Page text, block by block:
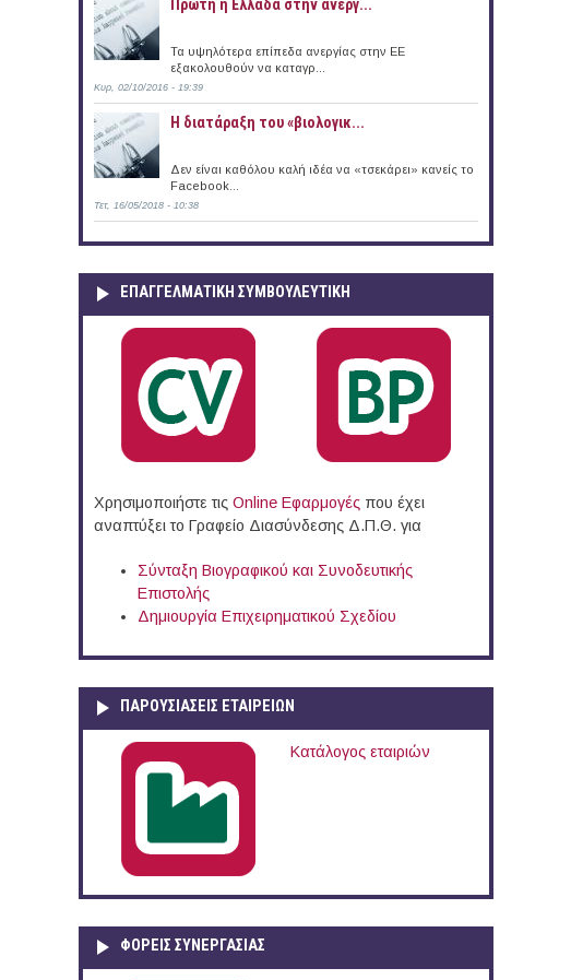
Πρώτη η Ελλάδα στην ανεργ...
Τα υψηλότερα επίπεδα ανεργίας στην ΕΕ
εξακολουθούν να καταγρ...
Κυρ, 02/10/2016 - 19:39
Η διατάραξη του «βιολογικ...
Δεν είναι καθόλου καλή ιδέα να «τσεκάρει» κανείς το
Facebook...
Τετ, 16/05/2018 - 10:38
ΕΠΑΓΓΕΛΜΑΤΙΚΉ ΣΥΜΒΟΥΛΕΥΤΙΚΉ
Χρησιμοποιήστε τις Online Eφαρμογές που έχει
αναπτύξει το Γραφείο Διασύνδεσης Δ.Π.Θ. για
Σύνταξη Βιογραφικού και Συνοδευτικής
Επιστολής
Δημιουργία Επιχειρηματικού Σχεδίου
ΠΑΡΟΥΣΙΆΣΕΙΣ ΕΤΑΙΡΕΙΏΝ
Κατάλογος εταιριών
ΦΟΡΕΙΣ ΣΥΝΕΡΓΑΣΙΑΣ